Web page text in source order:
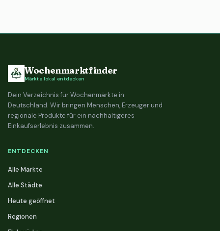
Wochenmarktfinder
Märkte lokal entdecken
Dein Verzeichnis für Wochenmärkte in
Deutschland. Wir bringen Menschen, Erzeuger und
regionale Produkte für ein nachhaltigeres
Einkaufserlebnis zusammen.
ENTDECKEN
Alle Märkte
Alle Städte
Heute geöffnet
Regionen